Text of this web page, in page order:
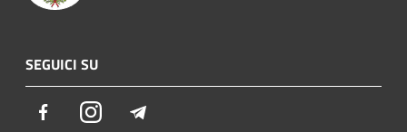
SEGUICI SU
FacebookInstagram